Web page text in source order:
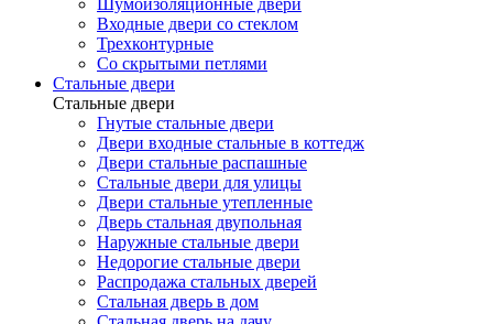
Шумоизоляционные двери
Входные двери со стеклом
Трехконтурные
Со скрытыми петлями
Стальные двери
Стальные двери
Гнутые стальные двери
Двери входные стальные в коттедж
Двери стальные распашные
Стальные двери для улицы
Двери стальные утепленные
Дверь стальная двупольная
Наружные стальные двери
Недорогие стальные двери
Распродажа стальных дверей
Стальная дверь в дом